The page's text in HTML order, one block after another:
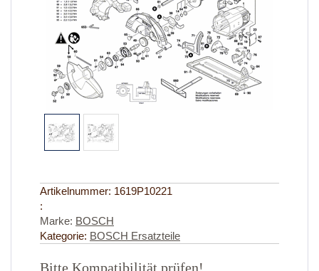
Artikelnummer: 1619P10221
:
Marke: BOSCH
Kategorie: BOSCH Ersatzteile
Bitte Kompatibilität prüfen!